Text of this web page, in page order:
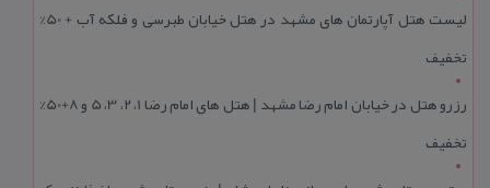
لیست هتل آپارتمان های مشهد در هتل خیابان طبرسی و فلکه آب + 50%
تخفیف
رزرو هتل در خیابان امام رضا مشهد | هتل‌ های امام رضا 1، 2، 3، 5 و 8+50%
تخفیف